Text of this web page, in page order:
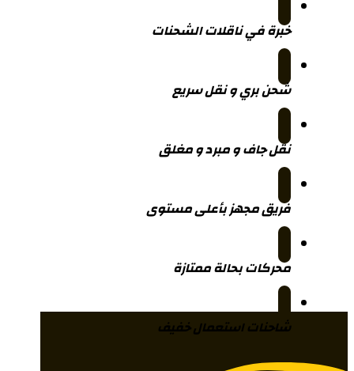
خبرة في ناقلات الشحنات
شحن بري و نقل سريع
نقل جاف و مبرد و مغلق
فريق مجهز بأعلى مستوى
محركات بحالة ممتازة
شاحنات استعمال خفيف